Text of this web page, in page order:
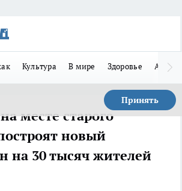
Культура В мире Здоровье Авто
Принять
месте старого
новый
на 30 тысяч жителей